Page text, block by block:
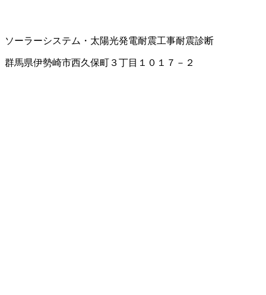
ソーラーシステム・太陽光発電耐震工事耐震診断
群馬県伊勢崎市西久保町３丁目１０１７－２